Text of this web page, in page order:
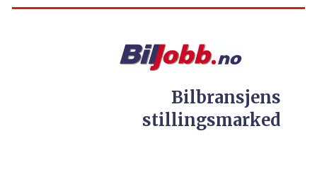
Bilbransjens
stillingsmarked